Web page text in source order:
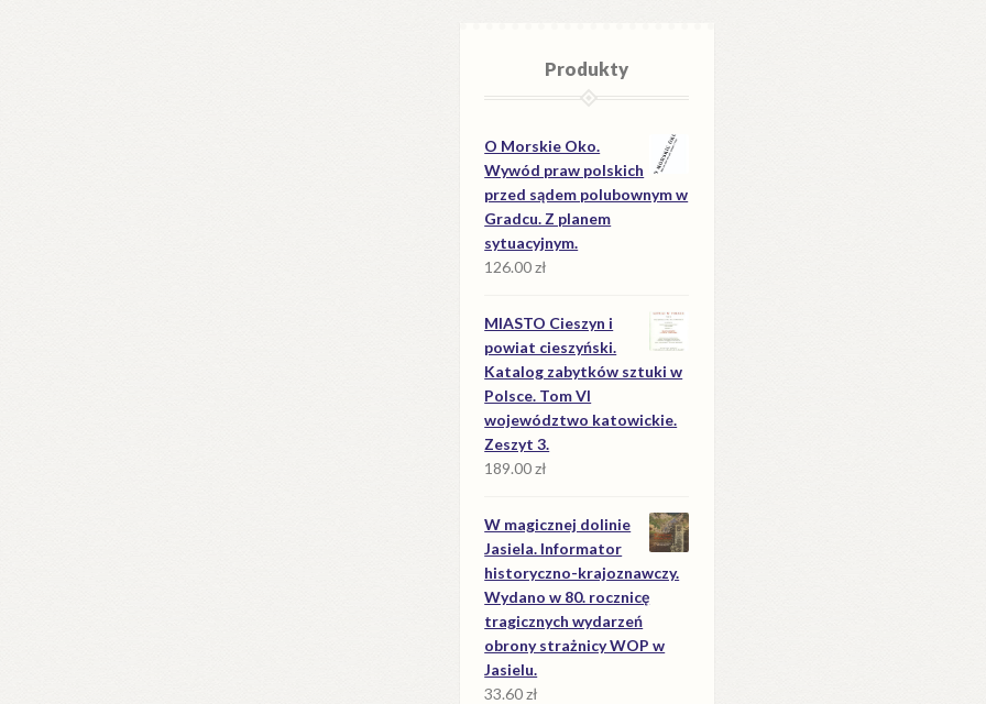
Produkty
O Morskie Oko.
Wywód praw polskich
przed sądem polubownym w
Gradcu. Z planem
sytuacyjnym.
126.00zł
MIASTO Cieszyn i
powiat cieszyński.
Katalog zabytków sztuki w
Polsce. Tom VI
województwo katowickie.
Zeszyt 3.
189.00zł
W magicznej dolinie
Jasiela. Informator
historyczno-krajoznawczy.
Wydano w 80. rocznicę
tragicznych wydarzeń
obrony strażnicy WOP w
Jasielu.
33.60zł